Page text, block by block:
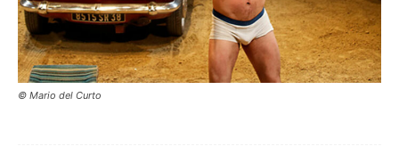
© Mario del Curto